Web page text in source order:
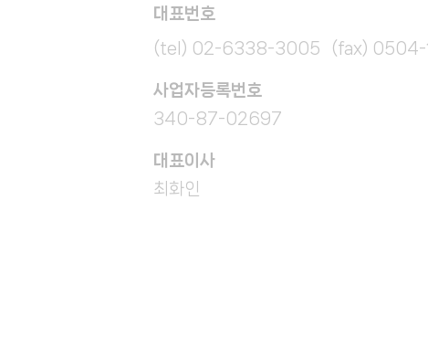
대표번호
(tel) 02-6338-3005 (fax) 0504-
​사업자등록번호
340-87-02697
대표이사
최화인